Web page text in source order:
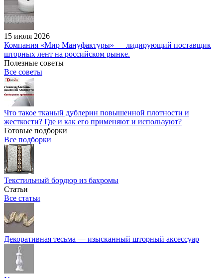
15 июля 2026
Компания «Мир Мануфактуры» — лидирующий поставщик
шторных лент на российском рынке.
Полезные советы
Все советы
Что такое тканый дублерин повышенной плотности и
жесткости? Где и как его применяют и используют?
Готовые подборки
Все подборки
Текстильный бордюр из бахромы
Статьи
Все статьи
Декоративная тесьма — изысканный шторный аксессуар